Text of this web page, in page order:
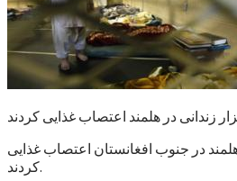
زندانی در هلمند اعتصاب غذایی کردند
در جنوب افغانستان اعتصاب غذایی
کردند.